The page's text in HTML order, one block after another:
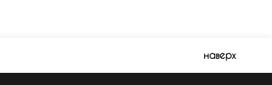
наверх